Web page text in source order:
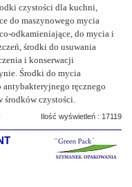
czystości dla kuchni,
do maszynowego mycia
odkamieniające, do mycia i
środki do usuwania
i konserwacji
Środki do mycia
ręcznego
czystości.
Ilość wyświetleń : 17119